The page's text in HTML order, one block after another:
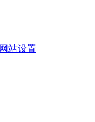
网站设置